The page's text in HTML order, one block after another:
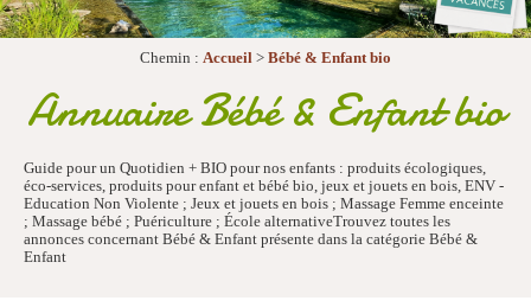
Chemin : Accueil > Bébé & Enfant bio
Annuaire Bébé & Enfant bio
Guide pour un Quotidien + BIO pour nos enfants : produits écologiques,
éco-services, produits pour enfant et bébé bio, jeux et jouets en bois, ENV -
Education Non Violente ; Jeux et jouets en bois ; Massage Femme enceinte
; Massage bébé ; Puériculture ; École alternativeTrouvez toutes les
annonces concernant Bébé & Enfant présente dans la catégorie Bébé &
Enfant